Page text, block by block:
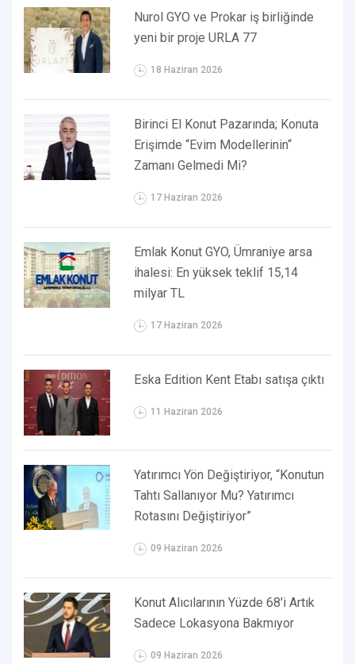
Nurol GYO ve Prokar iş birliğinde
yeni bir proje URLA 77
18 Haziran 2026
Birinci El Konut Pazarında; Konuta
Erişimde “Evim Modellerinin“
Zamanı Gelmedi Mi?
17 Haziran 2026
Emlak Konut GYO, Ümraniye arsa
ihalesi: En yüksek teklif 15,14
milyar TL
17 Haziran 2026
Eska Edition Kent Etabı satışa çıktı
11 Haziran 2026
Yatırımcı Yön Değiştiriyor, “Konutun
Tahtı Sallanıyor Mu? Yatırımcı
Rotasını Değiştiriyor”
09 Haziran 2026
Konut Alıcılarının Yüzde 68'i Artık
Sadece Lokasyona Bakmıyor
09 Haziran 2026